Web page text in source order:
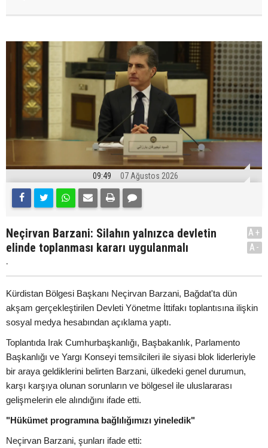
09:49 07 Ağustos 2026
Neçirvan Barzani: Silahın yalnızca devletin
elinde toplanması kararı uygulanmalı
.
A+
A-
Kürdistan Bölgesi Başkanı Neçirvan Barzani, Bağdat'ta dün
akşam gerçekleştirilen Devleti Yönetme İttifakı toplantısına ilişkin
sosyal medya hesabından açıklama yaptı.
Toplantıda Irak Cumhurbaşkanlığı, Başbakanlık, Parlamento
Başkanlığı ve Yargı Konseyi temsilcileri ile siyasi blok liderleriyle
bir araya geldiklerini belirten Barzani, ülkedeki genel durumun,
karşı karşıya olunan sorunların ve bölgesel ile uluslararası
gelişmelerin ele alındığını ifade etti.
"Hükümet programına bağlılığımızı yineledik"
Neçirvan Barzani, şunları ifade etti: